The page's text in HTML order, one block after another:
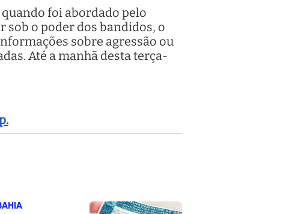
foi abordado pelo
sob o poder dos bandidos, o
sobre agressão ou
Até a manhã desta terça-